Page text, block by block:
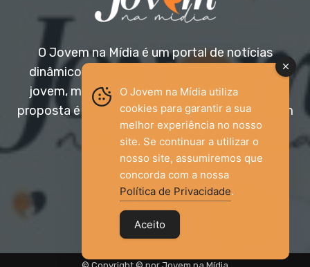
O Jovem na Mídia é um portal de notícias
dinâmico e acessível, voltado para o público
jovem, mas aberto a todas as idades. Nossa
proposta é trazer informação relevante com um
olhar diferenciado.
Entre em contato:
jovemnamidia2017@gmail.com
O Jovem na Mídia utiliza
cookies para garantir a sua
melhor experiência no nosso
site. Se continuar a utilizar o
nosso site, assumiremos que
concorda com a nossa
Política de Privacidade.
Aceito